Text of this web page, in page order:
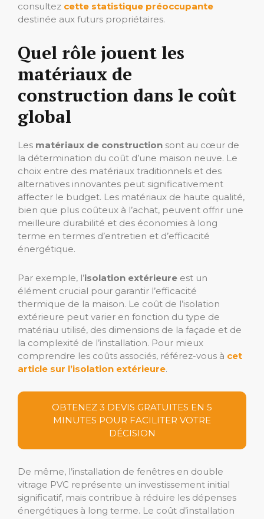
consultez cette statistique préoccupante
destinée aux futurs propriétaires.
Quel rôle jouent les
matériaux de
construction dans le coût
global
Les matériaux de construction sont au cœur de
la détermination du coût d’une maison neuve. Le
choix entre des matériaux traditionnels et des
alternatives innovantes peut significativement
affecter le budget. Les matériaux de haute qualité,
bien que plus coûteux à l’achat, peuvent offrir une
meilleure durabilité et des économies à long
terme en termes d’entretien et d’efficacité
énergétique.
Par exemple, l’isolation extérieure est un
élément crucial pour garantir l’efficacité
thermique de la maison. Le coût de l’isolation
extérieure peut varier en fonction du type de
matériau utilisé, des dimensions de la façade et de
la complexité de l’installation. Pour mieux
comprendre les coûts associés, référez-vous à cet
article sur l’isolation extérieure.
OBTENEZ 3 DEVIS GRATUITES EN 5
MINUTES POUR FACILITER VOTRE
DÉCISION
De même, l’installation de fenêtres en double
vitrage PVC représente un investissement initial
significatif, mais contribue à réduire les dépenses
énergétiques à long terme. Le coût d’installation